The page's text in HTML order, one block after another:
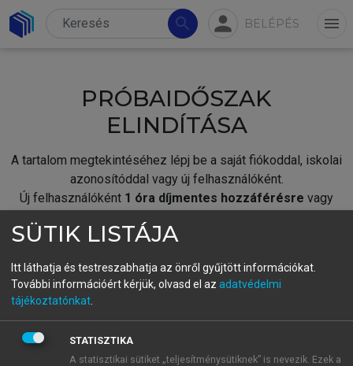
search person BELÉPÉS menu
PRÓBAIDŐSZAK
ELINDÍTÁSA
A tartalom megtekintéséhez lépj be a saját fiókoddal, iskolai
azonosítóddal vagy új felhasználóként.
Új felhasználóként 1 óra díjmentes hozzáférésre vagy
fiókoddal,vagy hozz létre új fiókot.
A regisztráció után apróbaidőszakautomatikusan
BELÉPÉS SAJÁT FIÓKKAL
SÜTIK LISTÁJA
Itt láthatja és testreszabhatja az önről gyűjtött információkat.
További információért kérjük, olvasd el az adatvédelmi
tájékoztatónkat
STATISZTIKA
A statisztikai sütiket „teljesítménysütiknek” is nevezik. Ezek a